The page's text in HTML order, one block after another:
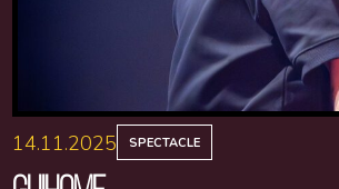
14.11.2025 SPECTACLE